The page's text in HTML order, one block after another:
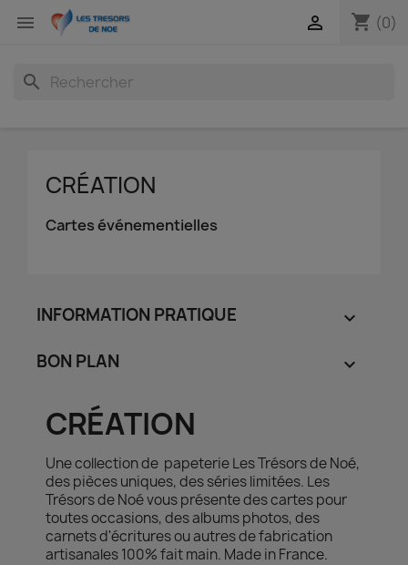
 shopping_cart (0)

search
CRÉATION
Cartes événementielles
INFORMATION PRATIQUE 
BON PLAN 
CRÉATION
Une collection de papeterie Les Trésors de Noé,
des pièces uniques, des séries limitées. Les
Trésors de Noé vous présente des cartes pour
toutes occasions, des albums photos, des
carnets d'écritures ou autres de fabrication
artisanales 100% fait main. Made in France.